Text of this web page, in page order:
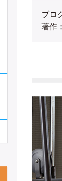
ブロ
著作：